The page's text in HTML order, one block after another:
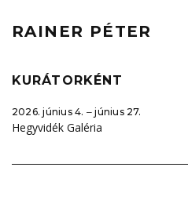
RAINER PÉTER
KURÁTORKÉNT
2026. június 4. ‒ június 27.
Hegyvidék Galéria